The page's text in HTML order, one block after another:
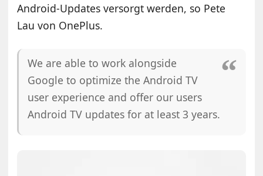
Android-Updates versorgt werden, so Pete
Lau von OnePlus.
We are able to work alongside
Google to optimize the Android TV
user experience and offer our users
Android TV updates for at least 3 years.